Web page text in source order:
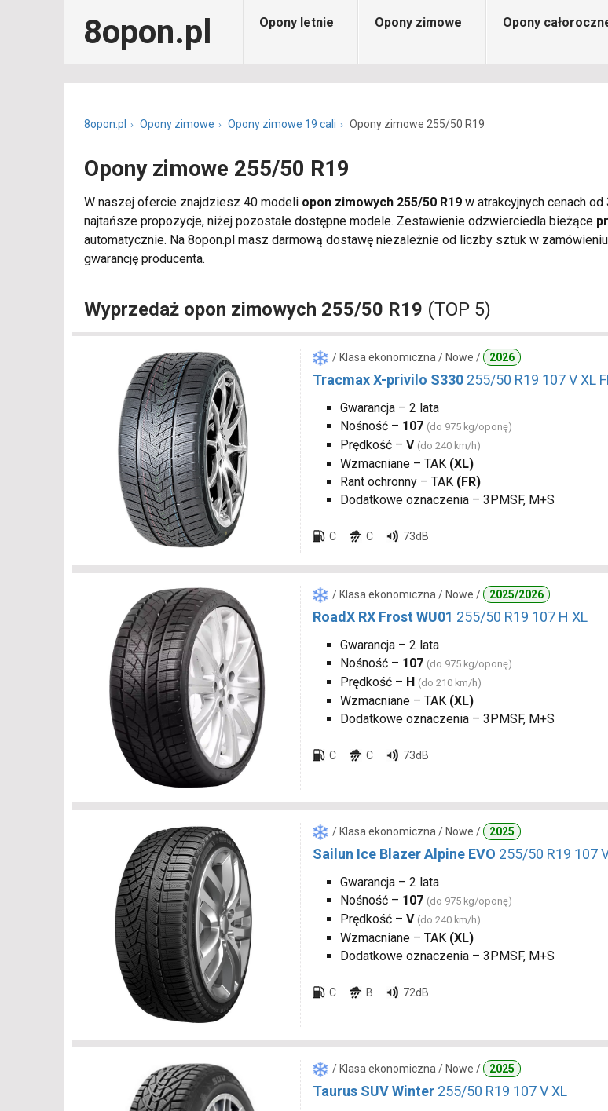
8opon.pl Opony letnie Opony zimowe Opony
8opon.pl Opony zimowe Opony zimowe 19 cali Opony zimowe 255/50 R19
Opony zimowe 255/50 R19
W naszej ofercie znajdziesz 40 modeli opon zimowych 255/50 R19 w atrakcyjnych cenach
najtańsze propozycje, niżej pozostałe dostępne modele. Zestawienie odzwierciedla bieżące
automatycznie. Na 8opon.pl masz darmową dostawę niezależnie od liczby sztuk w
gwarancję producenta.
Wyprzedaż opon zimowych 255/50 R19 (TOP 5)
/ Klasa ekonomiczna / Nowe / 2026
Tracmax X-privilo S330 255/50 R19 107 V XL
Gwarancja – 2 lata
Nośność – 107 (do 975 kg/oponę)
Prędkość – V (do 240 km/h)
Wzmacniane – TAK (XL)
Rant ochronny – TAK (FR)
Dodatkowe oznaczenia – 3PMSF, M+S
C C 73dB
/ Klasa ekonomiczna / Nowe / 2025/2026
RoadX RX Frost WU01 255/50 R19 107 H XL
Gwarancja – 2 lata
Nośność – 107 (do 975 kg/oponę)
Prędkość – H (do 210 km/h)
Wzmacniane – TAK (XL)
Dodatkowe oznaczenia – 3PMSF, M+S
C C 73dB
/ Klasa ekonomiczna / Nowe / 2025
Sailun Ice Blazer Alpine EVO 255/50 R19 107
Gwarancja – 2 lata
Nośność – 107 (do 975 kg/oponę)
Prędkość – V (do 240 km/h)
Wzmacniane – TAK (XL)
Dodatkowe oznaczenia – 3PMSF, M+S
C B 72dB
/ Klasa ekonomiczna / Nowe / 2025
Taurus SUV Winter 255/50 R19 107 V XL